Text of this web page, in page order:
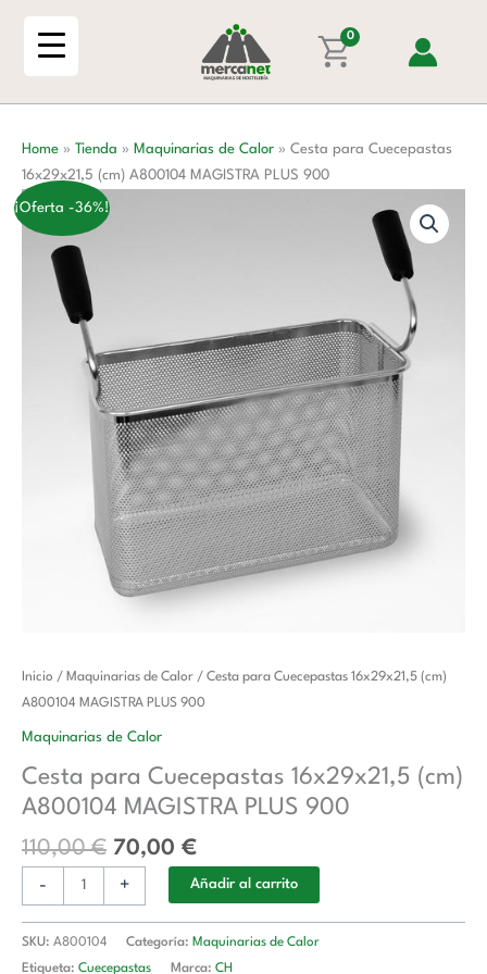
0
Home » Tienda » Maquinarias de Calor » Cesta para Cuecepastas
16x29x21,5 (cm) A800104 MAGISTRA PLUS 900
¡Oferta -36%!
Inicio / Maquinarias de Calor / Cesta para Cuecepastas 16x29x21,5 (cm)
A800104 MAGISTRA PLUS 900
Maquinarias de Calor
Cesta para Cuecepastas 16x29x21,5 (cm)
A800104 MAGISTRA PLUS 900
110,00€
El
precio
original
110,00 €.
70,00 €
El
precio
70,00 €.
-
Cesta
para
Cuecepastas
(cm)
A800104
PLUS
900
cantidad
+ Añadir al carrito
SKU: A800104 Categoría: Maquinarias de Calor
Etiqueta: Cuecepastas Marca: CH
(cm)
A800104
MAGISTRA
900
cantidad